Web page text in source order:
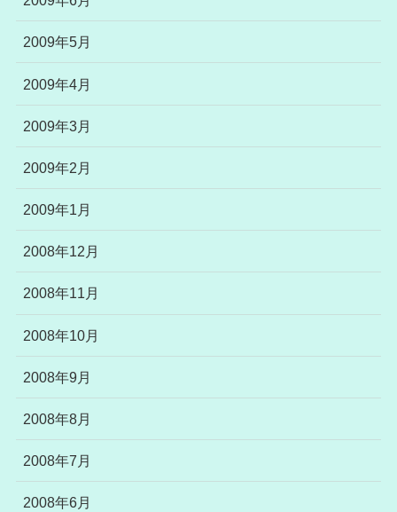
2009年5月
2009年4月
2009年3月
2009年2月
2009年1月
2008年12月
2008年11月
2008年10月
2008年9月
2008年8月
2008年7月
2008年6月